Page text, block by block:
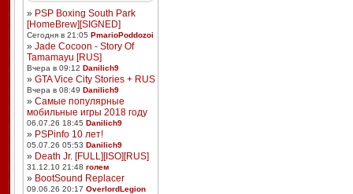
» PSP Boxing South Park
[HomeBrew][SIGNED]
Сегодня в 21:05 PmarioPoddozoi
» Jade Cocoon - Story Of
Tamamayu [RUS]
Вчера в 09:12 Danilich9
» GTA Vice City Stories + RUS
Вчера в 08:49 Danilich9
» Самые популярные
мобильные игры 2018 году
06.07.26 18:45 Danilich9
» PSPinfo 10 лет!
05.07.26 05:53 Danilich9
» Death Jr. [FULL][ISO][RUS]
31.12.10 21:48 голем
» BootSound Replacer
09.06.26 20:17 OverlordLegion